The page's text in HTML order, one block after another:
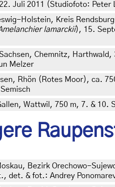
Juli 2011 (Studiofoto:
Holstein, Kreis
lamarckii), 15.
Chemnitz,
Melzer
Rhön (Rotes Moor), ca.
Wattwil, 750 m, 7. &
Bezirk Orechowo-
det. & fot.: Andrey